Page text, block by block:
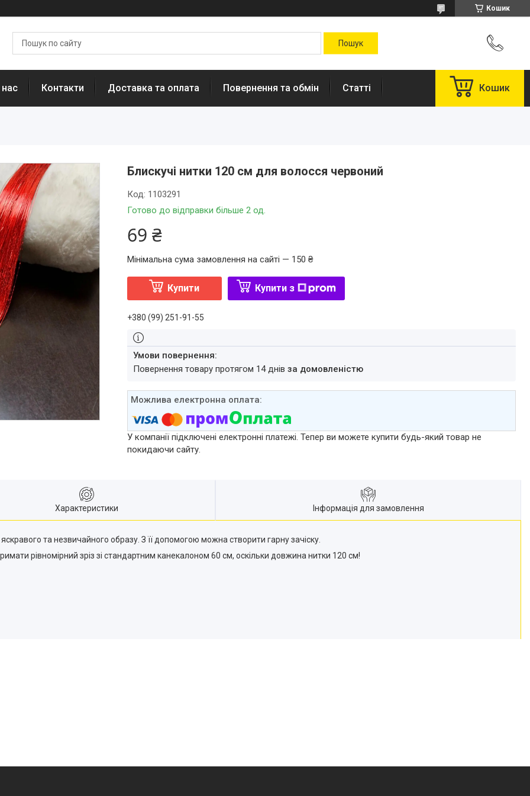
Кошик
Контакти Доставка та оплата Повернення та обмін Статті Кошик
Блискучі нитки 120 см для волосся червоний
Готово до відправки більше 2 од.
Код: 1103291
69 ₴
Мінімальна сума замовлення на сайті — 150 ₴
Купити Купити з
+380 (99) 251-91-55
повернення товару протягом 14 днів за домовленістю
У компанії підключені електронні платежі. Тепер ви можете купити будь-який товар не
покидаючи сайту.
Характеристики Інформація для замовлення
та незвичайного образу. З її допомогою можна створити гарну зачіску.
рівномірний зріз зі стандартним канекалоном 60 см, оскільки довжина нитки 120 см!